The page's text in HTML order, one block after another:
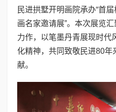
民进拱墅开明画院承办“首
画名家邀请展”。本次展览
力作，以笔墨丹青展现时代
化精神，共同致敬民进80年
献。